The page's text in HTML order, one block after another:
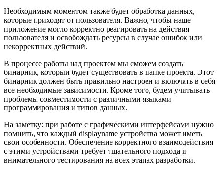
Необходимым моментом также будет обработка данных,
которые приходят от пользователя. Важно, чтобы наше
приложение могло корректно реагировать на действия
пользователя и освобождать ресурсы в случае ошибок или
некорректных действий.
В процессе работы над проектом мы сможем создать
бинарник, который будет существовать в папке проекта. Этот
бинарник должен быть правильно настроен и включать в себя
все необходимые зависимости. Кроме того, будем учитывать
проблемы совместимости с различными языками
программирования и типов данных.
На заметку: при работе с графическими интерфейсами нужно
помнить, что каждый displayname устройства может иметь
свои особенности. Обеспечение корректного взаимодействия
с этими устройствами требует тщательного подхода и
внимательного тестирования на всех этапах разработки.